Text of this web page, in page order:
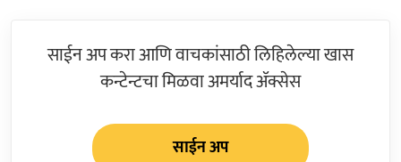
साईन अप करा आणि वाचकांसाठी लिहिलेल्या खास
कन्टेन्टचा मिळवा अमर्याद ॲक्सेस
साईन अप